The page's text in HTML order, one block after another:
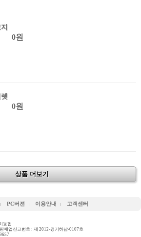
0원
0원
상품 더보기
PC버젼 이용안내 고객센터
동현
매업신고번호 : 제 2012-경기하남-0107호